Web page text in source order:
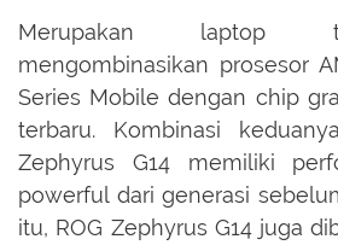
Merupakan laptop
mengombinasikan prosesor
Series Mobile dengan chip
terbaru. Kombinasi
Zephyrus G14 memiliki
powerful dari generasi
itu, ROG Zephyrus G14 juga